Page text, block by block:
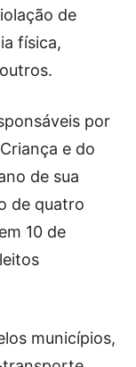
de
física,
por
e do
de sua
de quatro
10 de
municípios,